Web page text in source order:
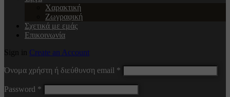
Χαρακτική
Ζωγραφική
Σχετικά με εμάς
Επικοινωνία
Sign in Create an Account
Όνομα χρήστη ή διεύθυνση email *
Password *